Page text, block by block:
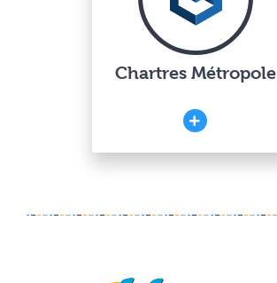
Chartres Métropole